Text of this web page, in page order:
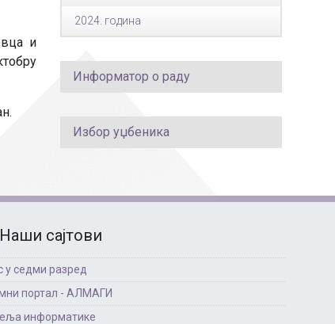
и
2024. година
Информатор о раду
Избор уџбеника
Наши сајтови
у седми разред
портал - АЛМАГИ
информатике